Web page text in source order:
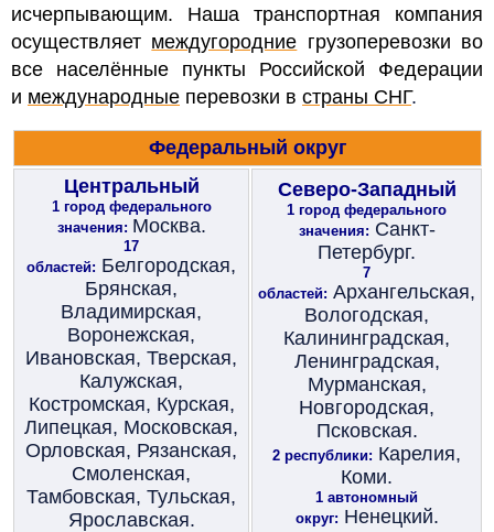
исчерпывающим. Наша транспортная компания
осуществляет междугородние грузоперевозки во
все населённые пункты Российской Федерации
и международные перевозки в страны СНГ.
Федеральный округ
Центральный
1 город федерального
значения: Москва.
17
областей: Белгородская,
Брянская,
Владимирская,
Воронежская,
Ивановская, Тверская,
Калужская,
Костромская, Курская,
Липецкая, Московская,
Орловская, Рязанская,
Смоленская,
Тамбовская, Тульская,
Ярославская.
Северо-Западный
1 город федерального
значения: Санкт-
Петербург.
7
областей: Архангельская,
Вологодская,
Калининградская,
Ленинградская,
Мурманская,
Новгородская,
Псковская.
2 республики: Карелия,
Коми.
1 автономный
округ: Ненецкий.